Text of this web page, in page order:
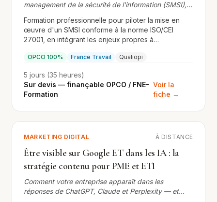
management de la sécurité de l'information (SMSI),
Formation professionnelle pour piloter la mise en
œuvre d'un SMSI conforme à la norme ISO/CEI
27001, en intégrant les enjeux propres à
préparant à la certification ISO/CEI 27001 Lead
OPCO 100% France Travail Qualiopi
5 jours (35 heures)
Sur devis — finançable OPCO / FNE-
Formation
Voir la
fiche →
MARKETING DIGITAL À DISTANCE
Être visible sur Google ET dans les IA : la
stratégie contenu pour PME et ETI
Comment votre entreprise apparaît dans les
réponses de ChatGPT, Claude et Perplexity — et